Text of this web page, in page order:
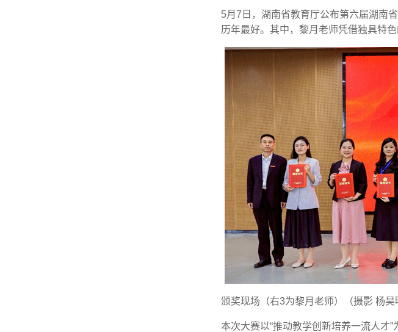
5月7日，湖南省教育厅公布第六届湖南
历年最好。其中，黎月老师凭借独具特
颁奖现场（右3为黎月老师）（摄影 杨昊
本次大赛以“推动教学创新培养一流人才